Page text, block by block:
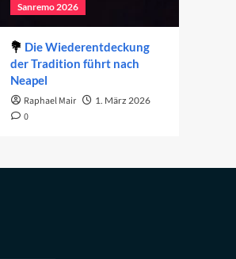
Sanremo 2026
Die Wiederentdeckung
der Tradition führt nach
Neapel
Raphael Mair 1. März 2026
0